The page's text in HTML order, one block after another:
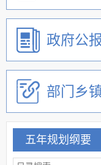
政府公报
部门乡
五年规划纲要